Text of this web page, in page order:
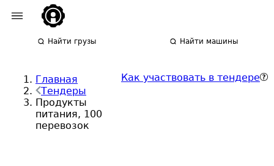
Найти грузы Найти машины
Главная
Тендеры
Продукты
питания, 100
перевозок
Как участвовать в тендере